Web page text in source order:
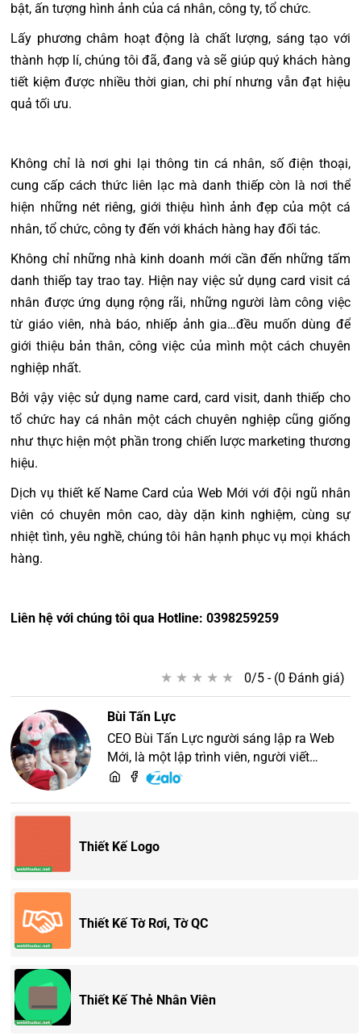
bật, ấn tượng hình ảnh của cá nhân, công ty, tổ chức.
Lấy phương châm hoạt động là chất lượng, sáng tạo với
thành hợp lí, chúng tôi đã, đang và sẽ giúp quý khách hàng
tiết kiệm được nhiều thời gian, chi phí nhưng vẫn đạt hiệu
quả tối ưu.
Không chỉ là nơi ghi lại thông tin cá nhân, số điện thoại,
cung cấp cách thức liên lạc mà danh thiếp còn là nơi thể
hiện những nét riêng, giới thiệu hình ảnh đẹp của một cá
nhân, tổ chức, công ty đến với khách hàng hay đối tác.
Không chỉ những nhà kinh doanh mới cần đến những tấm
danh thiếp tay trao tay. Hiện nay việc sử dụng card visit cá
nhân được ứng dụng rộng rãi, những người làm công việc
từ giáo viên, nhà báo, nhiếp ảnh gia…đều muốn dùng để
giới thiệu bản thân, công việc của mình một cách chuyên
nghiệp nhất.
Bởi vậy việc sử dụng name card, card visit, danh thiếp cho
tổ chức hay cá nhân một cách chuyên nghiệp cũng giống
như thực hiện một phần trong chiến lược marketing thương
hiệu.
Dịch vụ thiết kế Name Card của Web Mới với đội ngũ nhân
viên có chuyên môn cao, dày dặn kinh nghiệm, cùng sự
nhiệt tình, yêu nghề, chúng tôi hân hạnh phục vụ mọi khách
hàng.
Liên hệ với chúng tôi qua Hotline: 0398259259
★ ★ ★ ★ ★
★ ★ ★ ★ ★ 0/5 - (0 Đánh giá)
Bùi Tấn Lực
CEO Bùi Tấn Lực người sáng lập ra Web
Mới, là một lập trình viên, người viết
content, chuyên tư vấn các vấn đề về
Thiết Kế Logo
Thiết Kế Tờ Rơi, Tờ QC
Thiết Kế Thẻ Nhân Viên